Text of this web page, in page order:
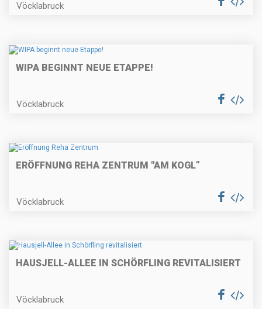
Vöcklabruck
WIPA BEGINNT NEUE ETAPPE!
Vöcklabruck
ERÖFFNUNG REHA ZENTRUM "AM KOGL”
Vöcklabruck
HAUSJELL-ALLEE IN SCHÖRFLING REVITALISIERT
Vöcklabruck